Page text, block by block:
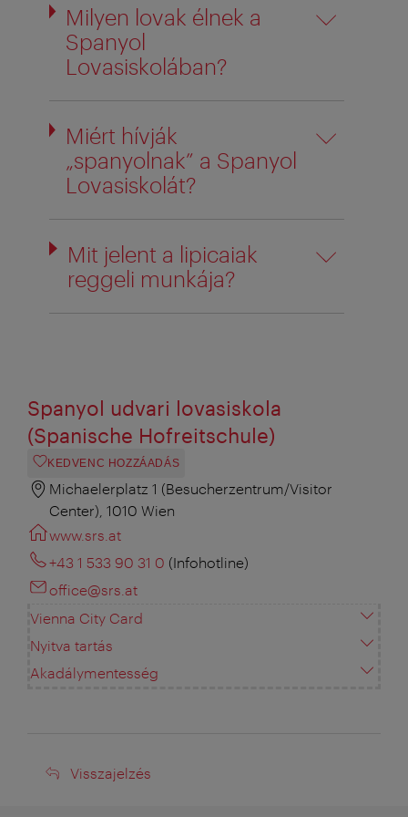
Milyen lovak élnek a
Spanyol
Lovasiskolában?
Miért hívják
„spanyolnak” a Spanyol
Lovasiskolát?
Mit jelent a lipicaiak
reggeli munkája?
Spanyol udvari lovasiskola
(Spanische Hofreitschule)
KEDVENC HOZZÁADÁS
Michaelerplatz 1 (Besucherzentrum/Visitor
Center), 1010 Wien
www.srs.at
+43 1 533 90 31 0 (Infohotline)
office@srs.at
Vienna City Card
Nyitva tartás
Akadálymentesség
Visszajelzés
Visszajelzés